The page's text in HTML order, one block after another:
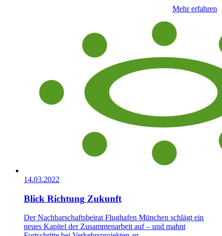
Mehr erfahren
14.03.2022
Blick Richtung Zukunft
Der Nachbarschaftsbeirat Flughafen München schlägt ein
neues Kapitel der Zusammenarbeit auf – und mahnt